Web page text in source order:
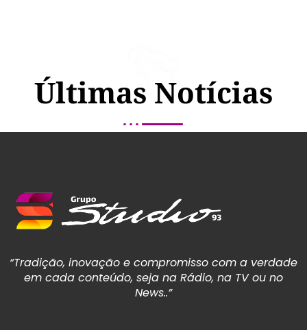
Últimas Notícias
“Tradição, inovação e compromisso com a verdade
em cada conteúdo, seja na Rádio, na TV ou no
News..”